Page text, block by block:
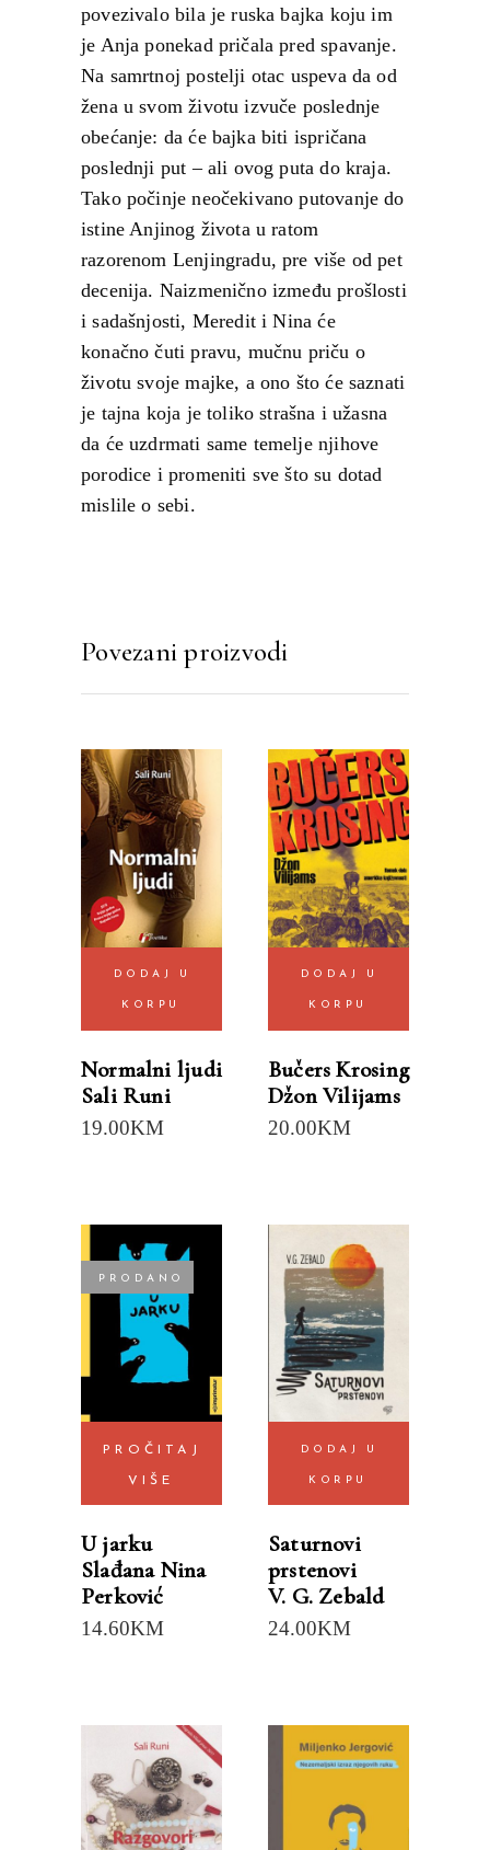
povezivalo bila je ruska bajka koju im
je Anja ponekad pričala pred spavanje.
Na samrtnoj postelji otac uspeva da od
žena u svom životu izvuče poslednje
obećanje: da će bajka biti ispričana
poslednji put ‒ ali ovog puta do kraja.
Tako počinje neočekivano putovanje do
istine Anjinog života u ratom
razorenom Lenjingradu, pre više od pet
decenija. Naizmenično između prošlosti
i sadašnjosti, Meredit i Nina će
konačno čuti pravu, mučnu priču o
životu svoje majke, a ono što će saznati
je tajna koja je toliko strašna i užasna
da će uzdrmati same temelje njihove
porodice i promeniti sve što su dotad
mislile o sebi.
Povezani proizvodi
DODAJ U
KORPU
Normalni ljudi
Sali Runi
19.00KM
DODAJ U
KORPU
Bučers Krosing
Džon Vilijams
20.00KM
PRODANO
PROČITAJ
VIŠE
U jarku
Slađana Nina
Perković
14.60KM
DODAJ U
KORPU
Saturnovi
prstenovi
V. G. Zebald
24.00KM